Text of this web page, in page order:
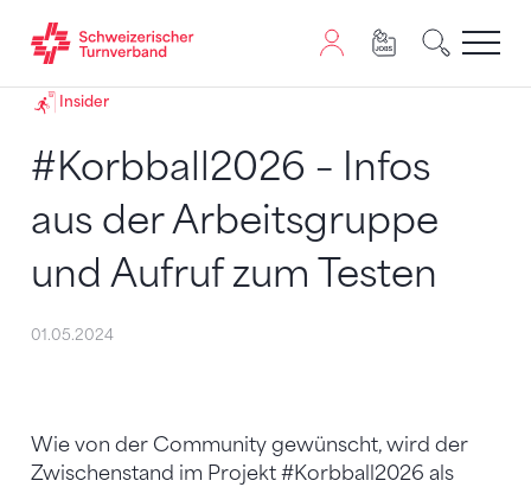
Zum Inhalt springen
Zur Sitemap navigieren
Zum Navigieren dieser Seite wird JavaScript benötigt.
Insider
#Korbball2026 – Infos
aus der Arbeitsgruppe
und Aufruf zum Testen
01.05.2024
Wie von der Community gewünscht, wird der
Zwischenstand im Projekt #Korbball2026 als